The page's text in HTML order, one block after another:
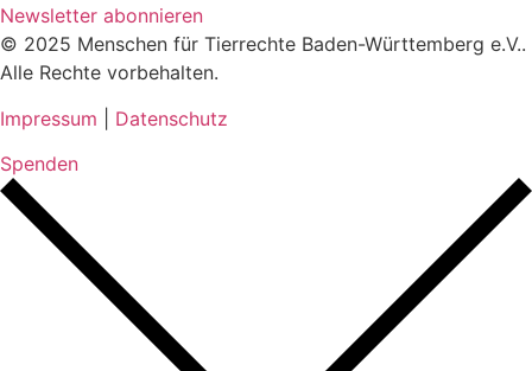
Newsletter abonnieren
© 2025 Menschen für Tierrechte Baden-Württemberg e.V..
Alle Rechte vorbehalten.
Impressum
Datenschutz
Spenden